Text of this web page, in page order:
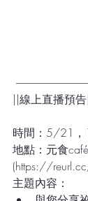
||線上直播預
時間：5/21
地點：元食
(https://
主題內容：